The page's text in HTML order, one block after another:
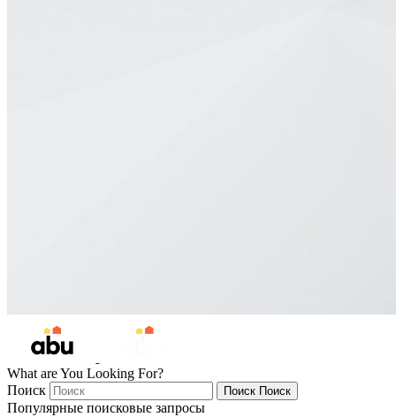
What are You Looking For?
Поиск
Поиск Поиск
Популярные поисковые запросы